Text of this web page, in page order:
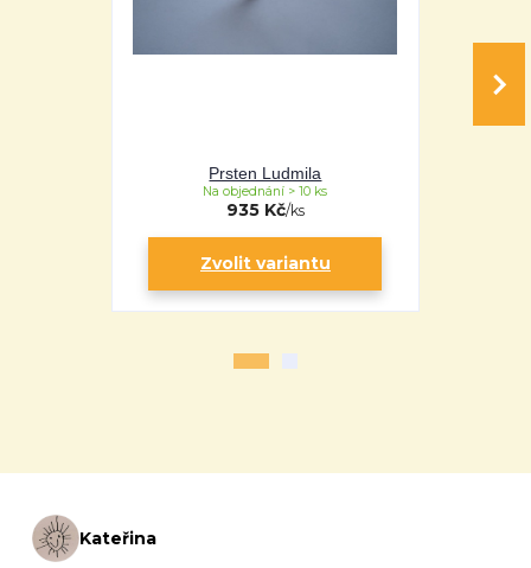
Prsten Ludmila
935 Kč/ks
Na objednání > 10 ks
Zvolit variantu
Kateřina